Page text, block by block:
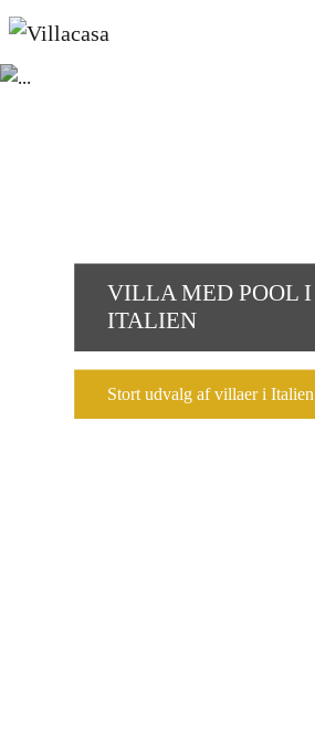
VILLA MED POOL I
ITALIEN
Stort udvalg af villaer i Italien